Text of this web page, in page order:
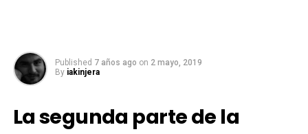
Published 7 años ago on 2 mayo, 2019
By iakinjera
La segunda parte de la